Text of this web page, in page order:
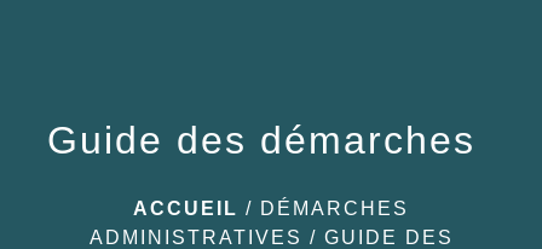
Guide des démarches
ACCUEIL / DÉMARCHES
ADMINISTRATIVES / GUIDE DES